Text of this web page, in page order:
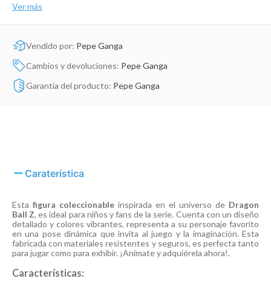
Ver más
Vendido por: Pepe Ganga
Cambios y devoluciones: Pepe Ganga
Garantía del producto: Pepe Ganga
Caraterística
Esta figura coleccionable inspirada en el universo de Dragon
Ball Z, es ideal para niños y fans de la serie. Cuenta con un diseño
detallado y colores vibrantes, representa a su personaje favorito
en una pose dinámica que invita al juego y la imaginación. Esta
fabricada con materiales resistentes y seguros, es perfecta tanto
para jugar como para exhibir. ¡Anímate y adquiérela ahora!.
Características: